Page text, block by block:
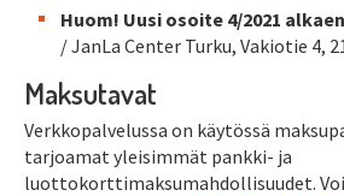
Huom! Uusi osoite 4/2021 alkaen
/ JanLa Center Turku, Vakiotie 4,
Maksutavat
Verkkopalvelussa on käytössä
tarjoamat yleisimmät pankki- ja
luottokorttimaksumahdollisuudet.